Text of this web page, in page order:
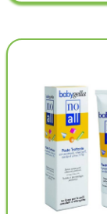
500ML
disponibile